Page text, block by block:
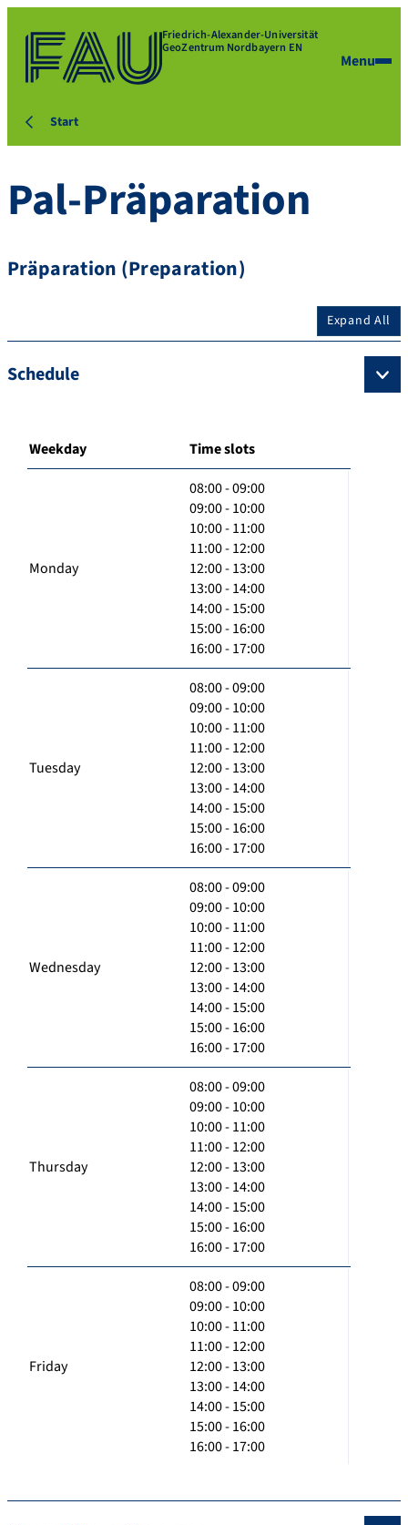
Friedrich-Alexander-Universität
GeoZentrum Nordbayern EN
Menu
Start
Pal-Präparation
Präparation (Preparation)
Expand All
Schedule
Weekday Time slots
Monday
08:00 - 09:00
09:00 - 10:00
10:00 - 11:00
11:00 - 12:00
12:00 - 13:00
13:00 - 14:00
14:00 - 15:00
15:00 - 16:00
16:00 - 17:00
Tuesday
08:00 - 09:00
09:00 - 10:00
10:00 - 11:00
11:00 - 12:00
12:00 - 13:00
13:00 - 14:00
14:00 - 15:00
15:00 - 16:00
16:00 - 17:00
Wednesday
08:00 - 09:00
09:00 - 10:00
10:00 - 11:00
11:00 - 12:00
12:00 - 13:00
13:00 - 14:00
14:00 - 15:00
15:00 - 16:00
16:00 - 17:00
Thursday
08:00 - 09:00
09:00 - 10:00
10:00 - 11:00
11:00 - 12:00
12:00 - 13:00
13:00 - 14:00
14:00 - 15:00
15:00 - 16:00
16:00 - 17:00
Friday
08:00 - 09:00
09:00 - 10:00
10:00 - 11:00
11:00 - 12:00
12:00 - 13:00
13:00 - 14:00
14:00 - 15:00
15:00 - 16:00
16:00 - 17:00